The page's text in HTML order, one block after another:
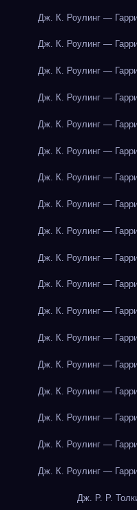
Дж. К. Роулинг —
Дж. К. Роулинг —
Дж. К. Роулинг —
Дж. К. Роулинг —
Дж. К. Роулинг —
Дж. К. Роулинг —
Дж. К. Роулинг —
Дж. К. Роулинг —
Дж. К. Роулинг —
Дж. К. Роулинг —
Дж. К. Роулинг —
Дж. К. Роулинг —
Дж. К. Роулинг —
Дж. К. Роулинг —
Дж. К. Роулинг —
Дж. К. Роулинг —
Дж. К. Роулинг —
Дж. К. Роулинг —
Дж. Р. Р.